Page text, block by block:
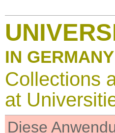
IN GERMANY
Collections
at
Diese